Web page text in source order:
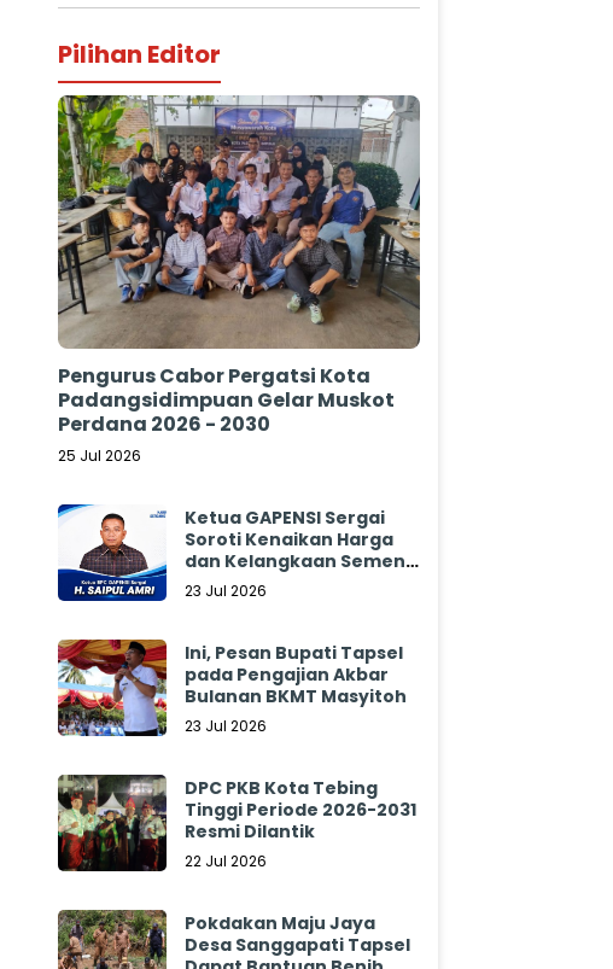
Pilihan Editor
Pengurus Cabor Pergatsi Kota
Padangsidimpuan Gelar Muskot
Perdana 2026 - 2030
25 Jul 2026
Ketua GAPENSI Sergai
Soroti Kenaikan Harga
dan Kelangkaan Semen,
Minta Pemerintah
23 Jul 2026
Ini, Pesan Bupati Tapsel
pada Pengajian Akbar
Bulanan BKMT Masyitoh
23 Jul 2026
DPC PKB Kota Tebing
Tinggi Periode 2026-2031
Resmi Dilantik
22 Jul 2026
Pokdakan Maju Jaya
Desa Sanggapati Tapsel